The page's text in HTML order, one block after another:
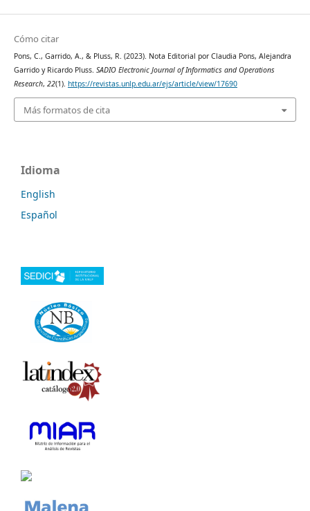
Cómo citar
Pons, C., Garrido, A., & Pluss, R. (2023). Nota Editorial por Claudia Pons, Alejandra
Garrido y Ricardo Pluss. SADIO Electronic Journal of Informatics and Operations
Research, 22(1). https://revistas.unlp.edu.ar/ejs/article/view/17690
Más formatos de cita
Idioma
English
Español